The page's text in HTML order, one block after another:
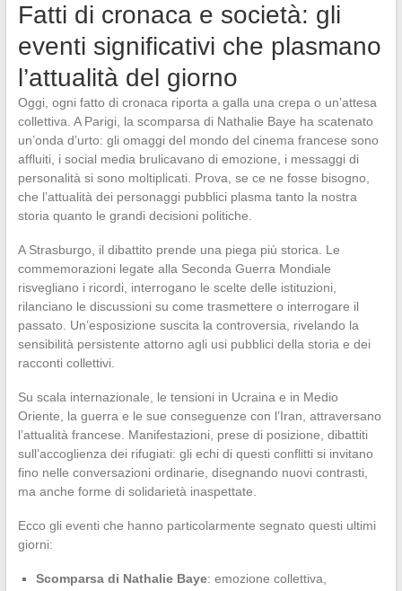
Fatti di cronaca e società: gli
eventi significativi che plasmano
l’attualità del giorno
Oggi, ogni fatto di cronaca riporta a galla una crepa o un’attesa
collettiva. A Parigi, la scomparsa di Nathalie Baye ha scatenato
un’onda d’urto: gli omaggi del mondo del cinema francese sono
affluiti, i social media brulicavano di emozione, i messaggi di
personalità si sono moltiplicati. Prova, se ce ne fosse bisogno,
che l’attualità dei personaggi pubblici plasma tanto la nostra
storia quanto le grandi decisioni politiche.
A Strasburgo, il dibattito prende una piega più storica. Le
commemorazioni legate alla Seconda Guerra Mondiale
risvegliano i ricordi, interrogano le scelte delle istituzioni,
rilanciano le discussioni su come trasmettere o interrogare il
passato. Un’esposizione suscita la controversia, rivelando la
sensibilità persistente attorno agli usi pubblici della storia e dei
racconti collettivi.
Su scala internazionale, le tensioni in Ucraina e in Medio
Oriente, la guerra e le sue conseguenze con l’Iran, attraversano
l’attualità francese. Manifestazioni, prese di posizione, dibattiti
sull’accoglienza dei rifugiati: gli echi di questi conflitti si invitano
fino nelle conversazioni ordinarie, disegnando nuovi contrasti,
ma anche forme di solidarietà inaspettate.
Ecco gli eventi che hanno particolarmente segnato questi ultimi
giorni:
Scomparsa di Nathalie Baye: emozione collettiva,